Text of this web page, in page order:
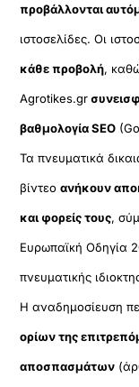
προβάλλονται
ιστοσελίδες. Οι
κάθε προβολή,
Agrotikes.gr
βαθμολογία SEO
Τα πνευματικά
βίντεοανήκουν
και φορείς τους,
Ευρωπαϊκή Οδηγία
πνευματικής
Η αναδημοσίευση
ορίων της
αποσπασμάτων